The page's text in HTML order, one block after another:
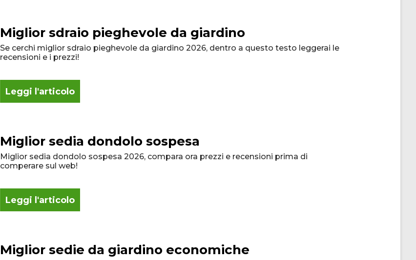
Miglior sdraio pieghevole da giardino
Se cerchi miglior sdraio pieghevole da giardino 2026, dentro a questo testo leggerai le
recensioni e i prezzi!
Leggi l'articolo
Miglior sedia dondolo sospesa
Miglior sedia dondolo sospesa 2026, compara ora prezzi e recensioni prima di
comperare sul web!
Leggi l'articolo
Miglior sedie da giardino economiche